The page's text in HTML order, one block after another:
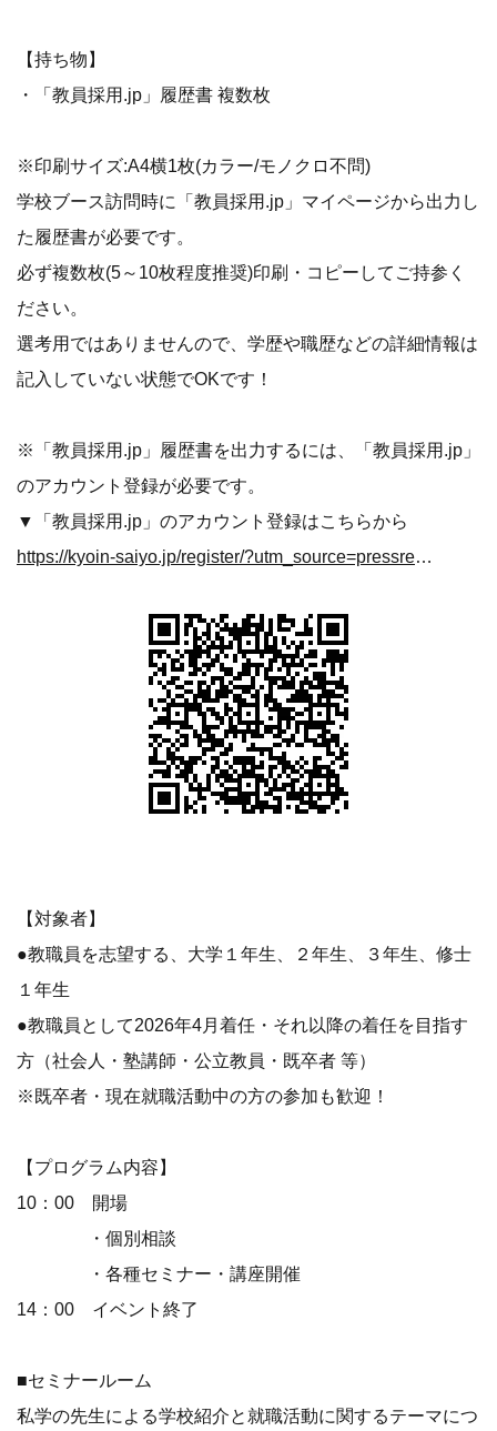
【持ち物】
・「教員採用.jp」履歴書 複数枚
※印刷サイズ:A4横1枚(カラー/モノクロ不問)
学校ブース訪問時に「教員採用.jp」マイページから出力し
た履歴書が必要です。
必ず複数枚(5～10枚程度推奨)印刷・コピーしてご持参く
ださい。
選考用ではありませんので、学歴や職歴などの詳細情報は
記入していない状態でOKです！
※「教員採用.jp」履歴書を出力するには、「教員採用.jp」
のアカウント登録が必要です。
▼「教員採用.jp」のアカウント登録はこちらから
https://kyoin-saiyo.jp/register/?utm_source=pressrelease&utm_medium=pressrelease&utm_campaign=event_expo_fukuoka20241123&utm_content=pr20241016va
【対象者】
●教職員を志望する、大学１年生、２年生、３年生、修士
１年生
●教職員として2026年4月着任・それ以降の着任を目指す
方（社会人・塾講師・公立教員・既卒者 等）
※既卒者・現在就職活動中の方の参加も歓迎！
【プログラム内容】
10：00 開場
・個別相談
・各種セミナー・講座開催
14：00 イベント終了
■セミナールーム
私学の先生による学校紹介と就職活動に関するテーマにつ